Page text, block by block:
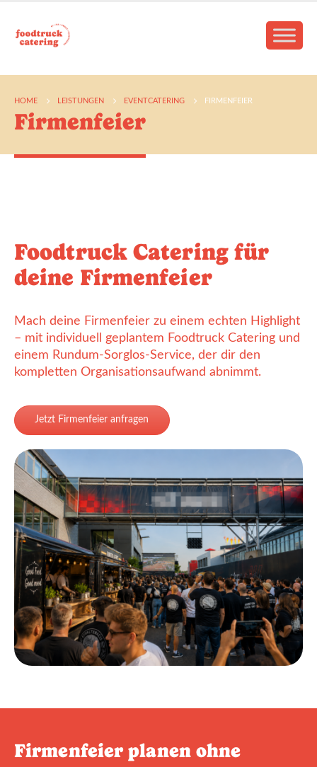
HOME LEISTUNGEN EVENTCATERING FIRMENFEIER
Firmenfeier
Foodtruck Catering für
deine Firmenfeier
Mach deine Firmenfeier zu einem echten Highlight
– mit individuell geplantem Foodtruck Catering und
einem Rundum-Sorglos-Service, der dir den
kompletten Organisationsaufwand abnimmt.
Jetzt Firmenfeier anfragen
Firmenfeier planen ohne